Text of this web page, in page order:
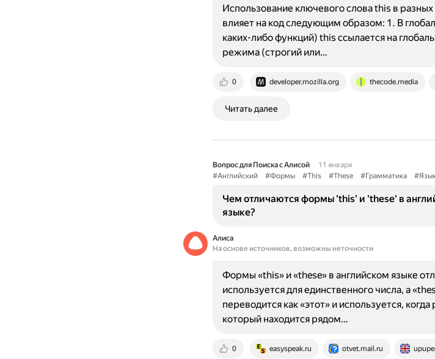
0 developer.mozilla.org thecode.media
Использование ключевого слова this в
влияет на код следующим образом: 1. В
каких-либо функций) this ссылается на
режима (строгий или…
Читать далее
Вопрос для Поиска с Алисой
11 января
#Английский
#Формы #This #These #Грамматика
Чем отличаются формы 'this' и 'these' в
языке?
Алиса
На основе источников, возможны неточности
0 easyspeak.ru otvet.mail.ru
Формы «this» и «these» в английском языке
используется для единственного числа, а
переводится как «этот» и используется,
который находится рядом…